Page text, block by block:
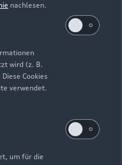
nachlesen.
wird (z. B.
Cookies
verwendet.
um für die
Einstellungen
den Audi